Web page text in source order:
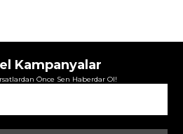
Kampanyalar
Önce Sen Haberdar Ol!